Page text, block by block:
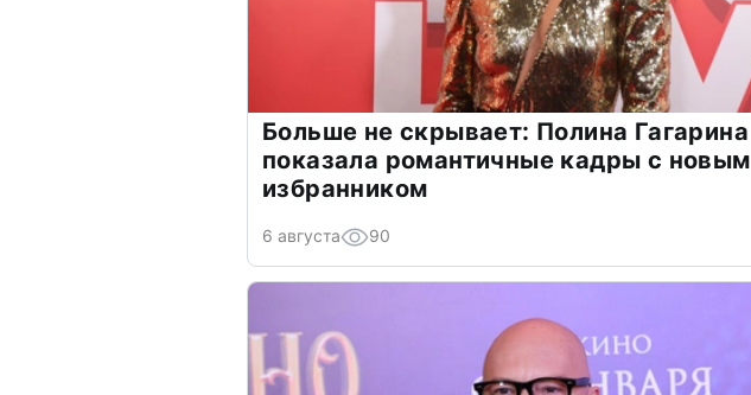
Больше не скрывает: Полина Гагарина
показала романтичные кадры с новым
избранником
6 августа 90